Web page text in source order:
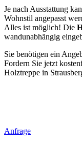
Je nach Ausstattung
Wohnstil angepasst
Alles ist möglich! Die
wandunabhängig
Sie benötigen ein
Fordern Sie jetzt
Holztreppe in
Anfrage